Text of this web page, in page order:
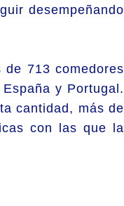
desempeñando
713 comedores
y Portugal.
cantidad, más de
con las que la